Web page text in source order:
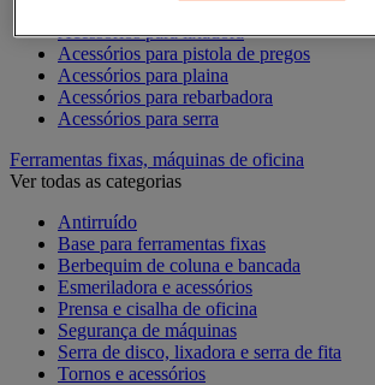
Acessórios para lixadora
Acessórios para pistola de pregos
Acessórios para plaina
Acessórios para rebarbadora
Acessórios para serra
Ferramentas fixas, máquinas de oficina
Ver todas as categorias
Antirruído
Base para ferramentas fixas
Berbequim de coluna e bancada
Esmeriladora e acessórios
Prensa e cisalha de oficina
Segurança de máquinas
Serra de disco, lixadora e serra de fita
Tornos e acessórios